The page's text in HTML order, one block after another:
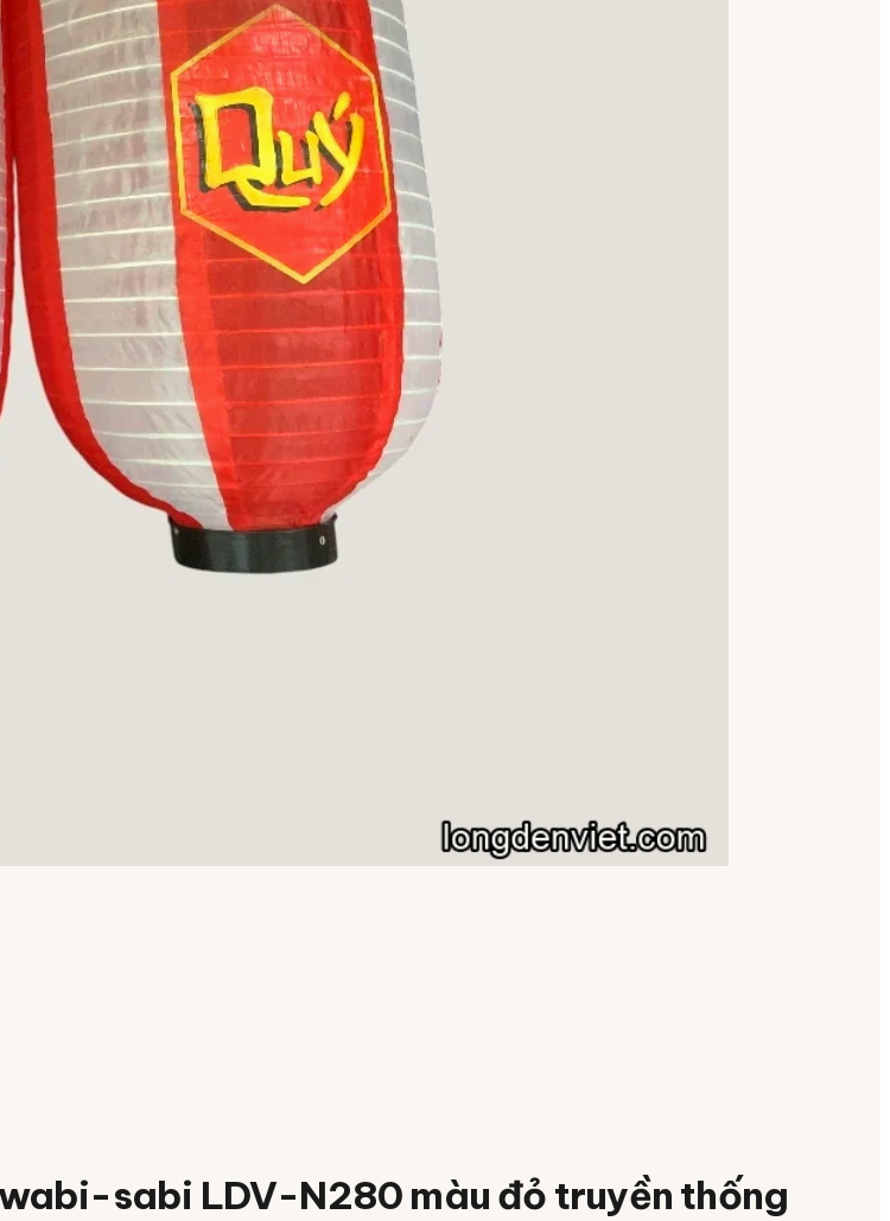
sabi LDV-N280 màu đỏ truyền thống